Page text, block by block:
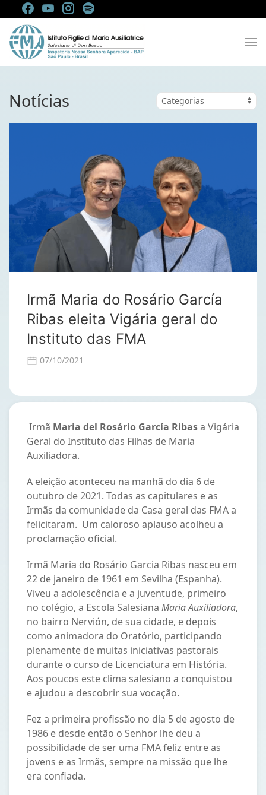
Notícias
Irmã Maria do Rosário García
Ribas eleita Vigária geral do
Instituto das FMA
07/10/2021
Irmã Maria del Rosário García Ribasa Vigária
Geral do Instituto das Filhas de Maria
Auxiliadora.
A eleição aconteceu na manhã do dia 6 de
outubro de 2021. Todas as capitulares e as
Irmãs da comunidade da Casa geral das FMA a
felicitaram. Um caloroso aplauso acolheu a
proclamação oficial.
Irmã Maria do Rosário Garcia Ribas nasceu em
22 de janeiro de 1961 em Sevilha (Espanha).
Viveu a adolescência e a juventude, primeiro
no colégio, a Escola Salesiana Maria Auxiliadora,
no bairro Nervión, de sua cidade, e depois
como animadora do Oratório, participando
plenamente de muitas iniciativas pastorais
durante o curso de Licenciatura em História.
Aos poucos este clima salesiano a conquistou
e ajudou a descobrir sua vocação.
Fez a primeira profissão no dia 5 de agosto de
1986 e desde então o Senhor lhe deu a
possibilidade de ser uma FMA feliz entre as
jovens e as Irmãs, sempre na missão que lhe
era confiada.